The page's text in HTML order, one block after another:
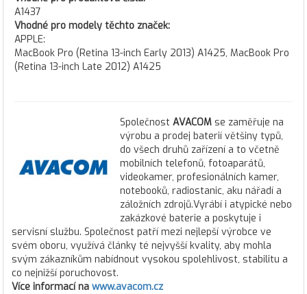
A1437
Vhodné pro modely těchto značek:
APPLE:
MacBook Pro (Retina 13-inch Early 2013) A1425, MacBook Pro
(Retina 13-inch Late 2012) A1425
Společnost AVACOM se zaměřuje na
výrobu a prodej baterií většiny typů,
do všech druhů zařízení a to včetně
mobilních telefonů, fotoaparátů,
videokamer, profesionálních kamer,
notebooků, radiostanic, aku nářadí a
záložních zdrojů.Vyrábí i atypické nebo
zakázkové baterie a poskytuje i
servisní službu. Společnost patří mezi nejlepší výrobce ve
svém oboru, využívá články té nejvyšší kvality, aby mohla
svým zákazníkům nabídnout vysokou spolehlivost, stabilitu a
co nejnižší poruchovost.
Více informací na www.avacom.cz